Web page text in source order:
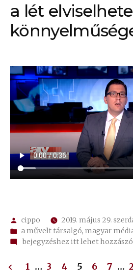
a lét
Szerző:
cippo
2019. május 29.
Kategória:
a művelt társalgó,magyar
on
lét
bejegyzéshez itt lehet
Bejegyzések
1 … 3 4 5 6 7 …